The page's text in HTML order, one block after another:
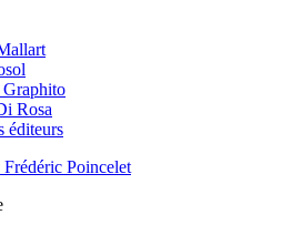
Graphito
Rosa
éditeurs